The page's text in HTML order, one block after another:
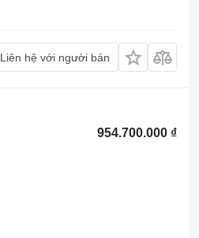
Liên hệ với người bán
954.700.000 ₫